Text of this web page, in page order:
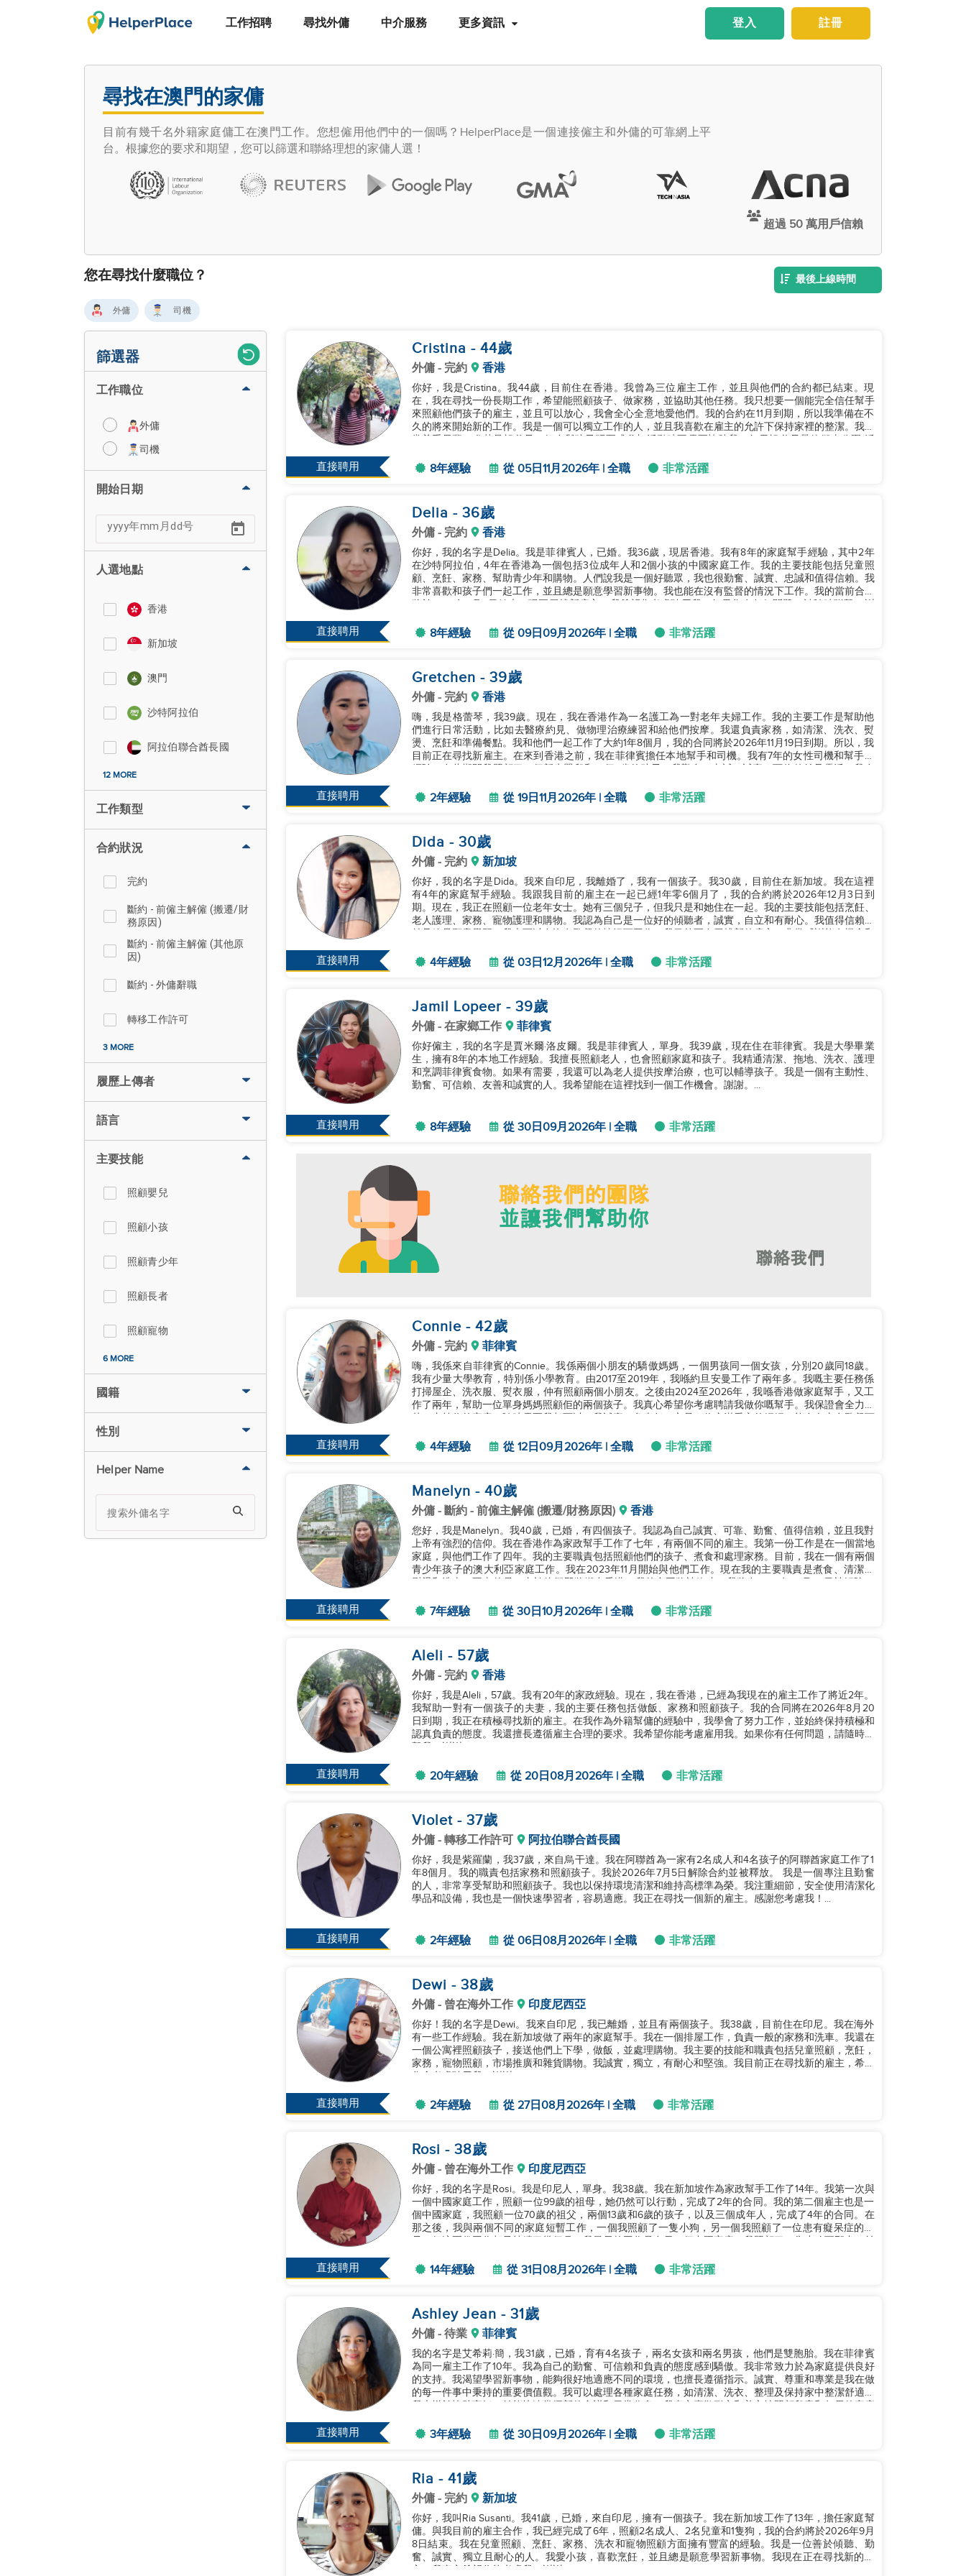
工作招聘 尋找外傭 中介服務 更多資訊 註冊
登入
尋找在澳門的家傭
目前有幾千名外籍家庭傭工在澳門工作。您想僱用他們中的一個嗎？HelperPlace是一個連接僱主和外傭的可靠網上平
台。根據您的要求和期望，您可以篩選和聯絡理想的家傭人選！
超過 50 萬用戶信賴
您在尋找什麼職位？ 最後上線時間
外傭 司機
篩選器
工作職位
外傭
司機
開始日期
人選地點
香港
新加坡
澳門
沙特阿拉伯
阿拉伯聯合酋長國
12 MORE
工作類型
合約狀況
完約
斷約 - 前僱主解僱 (搬遷/財
務原因)
斷約 - 前僱主解僱 (其他原
因)
斷約 - 外傭辭職
轉移工作許可
3 MORE
履歷上傳者
語言
主要技能
照顧嬰兒
照顧小孩
照顧青少年
照顧長者
照顧寵物
6 MORE
國籍
性別
Helper Name
直接聘用
Cristina - 44歲
外傭 - 完約 香港
你好，我是Cristina。我44歲，目前住在香港。我曾為三位雇主工作，並且與他們的合約都已結束。現
在，我在尋找一份長期工作，希望能照顧孩子、做家務，並協助其他任務。我只想要一個能完全信任幫手
來照顧他們孩子的雇主，並且可以放心，我會全心全意地愛他們。我的合約在11月到期，所以我準備在不
久的將來開始新的工作。我是一個可以獨立工作的人，並且我喜歡在雇主的允許下保持家裡的整潔。我非
8年經驗 從 05日11月2026年 | 全職 非常活躍
直接聘用
Delia - 36歲
外傭 - 完約 香港
你好，我的名字是Delia。我是菲律賓人，已婚。我36歲，現居香港。我有8年的家庭幫手經驗，其中2年
在沙特阿拉伯，4年在香港為一個包括3位成年人和2個小孩的中國家庭工作。我的主要技能包括兒童照
顧、烹飪、家務、幫助青少年和購物。人們說我是一個好聽眾，我也很勤奮、誠實、忠誠和值得信賴。我
非常喜歡和孩子們一起工作，並且總是願意學習新事物。我也能在沒有監督的情況下工作。我的當前合同
8年經驗 從 09日09月2026年 | 全職 非常活躍
直接聘用
Gretchen - 39歲
外傭 - 完約 香港
嗨，我是格蕾琴，我39歲。現在，我在香港作為一名護工為一對老年夫婦工作。我的主要工作是幫助他
們進行日常活動，比如去醫療約見、做物理治療練習和給他們按摩。我還負責家務，如清潔、洗衣、熨
燙、烹飪和準備餐點。我和他們一起工作了大約1年8個月，我的合同將於2026年11月19日到期。所以，我
目前正在尋找新雇主。在來到香港之前，我在菲律賓擔任本地幫手和司機。我有7年的女性司機和幫手的
2年經驗 從 19日11月2026年 | 全職 非常活躍
直接聘用
Dida - 30歲
外傭 - 完約 新加坡
你好，我的名字是Dida。我來自印尼，我離婚了，我有一個孩子。我30歲，目前住在新加坡。我在這裡
有4年的家庭幫手經驗。我跟我目前的雇主在一起已經1年零6個月了，我的合約將於2026年12月3日到
期。現在，我正在照顧一位老年女士。她有三個兒子，但我只是和她住在一起。我的主要技能包括烹飪、
老人護理、家務、寵物護理和購物。我認為自己是一位好的傾聽者，誠實，自立和有耐心。我值得信賴，
4年經驗 從 03日12月2026年 | 全職 非常活躍
直接聘用
Jamil Lopeer - 39歲
外傭 - 在家鄉工作 菲律賓
你好僱主，我的名字是賈米爾·洛皮爾。我是菲律賓人，單身。我39歲，現在住在菲律賓。我是大學畢業
生，擁有8年的本地工作經驗。我擅長照顧老人，也會照顧家庭和孩子。我精通清潔、拖地、洗衣、護理
和烹調菲律賓食物。如果有需要，我還可以為老人提供按摩治療，也可以輔導孩子。我是一個有主動性、
勤奮、可信賴、友善和誠實的人。我希望能在這裡找到一個工作機會。謝謝。...
8年經驗 從 30日09月2026年 | 全職 非常活躍
直接聘用
Connie - 42歲
外傭 - 完約 菲律賓
嗨，我係來自菲律賓的Connie。我係兩個小朋友的驕傲媽媽，一個男孩同一個女孩，分別20歲同18歲。
我有少量大學教育，特別係小學教育。由2017至2019年，我喺約旦安曼工作了兩年多。我嘅主要任務係
打掃屋企、洗衣服、熨衣服，仲有照顧兩個小朋友。之後由2024至2026年，我喺香港做家庭幫手，又工
作了兩年，幫助一位單身媽媽照顧佢的兩個孩子。我真心希望你考慮聘請我做你嘅幫手。我保證會全力以
4年經驗 從 12日09月2026年 | 全職 非常活躍
直接聘用
Manelyn - 40歲
外傭 - 斷約 - 前僱主解僱 (搬遷/財務原因) 香港
您好，我是Manelyn。我40歲，已婚，有四個孩子。我認為自己誠實、可靠、勤奮、值得信賴，並且我對
上帝有強烈的信仰。我在香港作為家政幫手工作了七年，有兩個不同的雇主。我第一份工作是在一個當地
家庭，與他們工作了四年。我的主要職責包括照顧他們的孩子、煮食和處理家務。目前，我在一個有兩個
青少年孩子的澳大利亞家庭工作。我在2023年11月開始與他們工作。現在我的主要職責是煮食、清潔、
7年經驗 從 30日10月2026年 | 全職 非常活躍
直接聘用
Aleli - 57歲
外傭 - 完約 香港
你好，我是Aleli，57歲。我有20年的家政經驗。現在，我在香港，已經為我現在的雇主工作了將近2年。
我幫助一對有一個孩子的夫妻，我的主要任務包括做飯、家務和照顧孩子。我的合同將在2026年8月20
日到期，我正在積極尋找新的雇主。在我作為外籍幫傭的經驗中，我學會了努力工作，並始終保持積極和
認真負責的態度。我還擅長遵循雇主合理的要求。我希望你能考慮雇用我。如果你有任何問題，請隨時聯
20年經驗 從 20日08月2026年 | 全職 非常活躍
直接聘用
Violet - 37歲
外傭 - 轉移工作許可 阿拉伯聯合酋長國
你好，我是紫羅蘭，我37歲，來自烏干達。我在阿聯酋為一家有2名成人和4名孩子的阿聯酋家庭工作了1
年8個月。我的職責包括家務和照顧孩子。我於2026年7月5日解除合約並被釋放。 我是一個專注且勤奮
的人，非常享受幫助和照顧孩子。我也以保持環境清潔和維持高標準為榮。我注重細節，安全使用清潔化
學品和設備，我也是一個快速學習者，容易適應。我正在尋找一個新的雇主。感謝您考慮我！...
2年經驗 從 06日08月2026年 | 全職 非常活躍
直接聘用
Dewi - 38歲
外傭 - 曾在海外工作 印度尼西亞
你好！我的名字是Dewi。我來自印尼，我已離婚，並且有兩個孩子。我38歲，目前住在印尼。我在海外
有一些工作經驗。我在新加坡做了兩年的家庭幫手。我在一個排屋工作，負責一般的家務和洗車。我還在
一個公寓裡照顧孩子，接送他們上下學，做飯，並處理購物。我主要的技能和職責包括兒童照顧，烹飪，
家務，寵物照顧，市場推廣和雜貨購物。我誠實，獨立，有耐心和堅強。我目前正在尋找新的雇主，希望
2年經驗 從 27日08月2026年 | 全職 非常活躍
直接聘用
Rosi - 38歲
外傭 - 曾在海外工作 印度尼西亞
你好，我的名字是Rosi。我是印尼人，單身。我38歲。我在新加坡作為家政幫手工作了14年。我第一次與
一個中國家庭工作，照顧一位99歲的祖母，她仍然可以行動，完成了2年的合同。我的第二個雇主也是一
個中國家庭，我照顧一位70歲的祖父，兩個13歲和6歲的孩子，以及三個成年人，完成了4年的合同。在
那之後，我與兩個不同的家庭短暫工作，一個我照顧了一隻小狗，另一個我照顧了一位患有癡呆症的祖
14年經驗 從 31日08月2026年 | 全職 非常活躍
直接聘用
Ashley Jean - 31歲
外傭 - 待業 菲律賓
我的名字是艾希莉·簡，我31歲，已婚，育有4名孩子，兩名女孩和兩名男孩，他們是雙胞胎。我在菲律賓
為同一雇主工作了10年。我為自己的勤奮、可信賴和負責的態度感到驕傲。我非常致力於為家庭提供良好
的支持。我渴望學習新事物，能夠很好地適應不同的環境，也擅長遵循指示。誠實、尊重和專業是我在做
的每一件事中秉持的重要價值觀。我可以處理各種家庭任務，如清潔、洗衣、整理及保持家中整潔舒適。
3年經驗 從 30日09月2026年 | 全職 非常活躍
Ria - 41歲
外傭 - 完約 新加坡
你好，我叫Ria Susanti。我41歲，已婚，來自印尼，擁有一個孩子。我在新加坡工作了13年，擔任家庭幫
傭。與我目前的雇主合作，我已經完成了6年，照顧2名成人、2名兒童和1隻狗，我的合約將於2026年9月
8日結束。我在兒童照顧、烹飪、家務、洗衣和寵物照顧方面擁有豐富的經驗。我是一位善於傾聽、勤
奮、誠實、獨立且耐心的人。我愛小孩，喜歡烹飪，並且總是願意學習新事物。我現在正在尋找新的雇